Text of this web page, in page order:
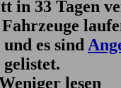
in 33 Tagen
es sind
gelistet.
lesen